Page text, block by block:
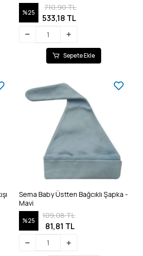
%25
710,90 TL
533,18 TL
Sepete Ekle
Sema Baby Üstten Bağcıklı Şapka -
Mavi
%25
109,08 TL
81,81 TL